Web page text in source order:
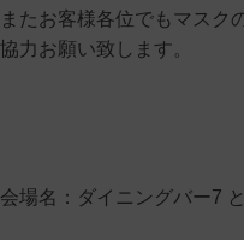
またお客様各位でもマスク
協力お願い致します。
会場名：ダイニングバー7